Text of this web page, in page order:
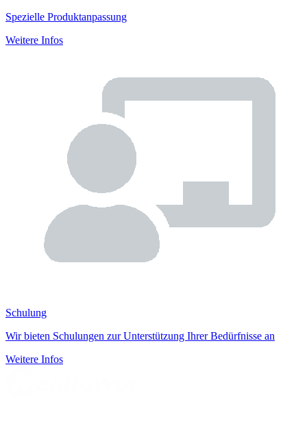
Spezielle Produktanpassung
Weitere Infos
Schulung
Wir bieten Schulungen zur Unterstützung Ihrer Bedürfnisse an
Weitere Infos